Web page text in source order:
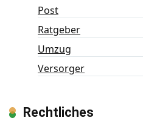
Post
Ratgeber
Umzug
Versorger
Rechtliches